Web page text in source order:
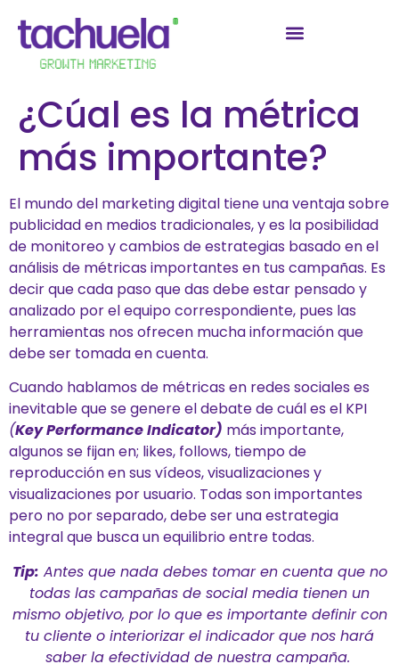
¿Cúal es la métrica
más importante?
El mundo del marketing digital tiene una ventaja sobre
publicidad en medios tradicionales, y es la posibilidad
de monitoreo y cambios de estrategias basado en el
análisis de métricas importantes en tus campañas. Es
decir que cada paso que das debe estar pensado y
analizado por el equipo correspondiente, pues las
herramientas nos ofrecen mucha información que
debe ser tomada en cuenta.
Cuando hablamos de métricas en redes sociales es
inevitable que se genere el debate de cuál es el KPI
(Key Performance Indicator) más importante,
algunos se fijan en; likes, follows, tiempo de
reproducción en sus vídeos, visualizaciones y
visualizaciones por usuario. Todas son importantes
pero no por separado, debe ser una estrategia
integral que busca un equilibrio entre todas.
Tip: Antes que nada debes tomar en cuenta que no
todas las campañas de social media tienen un
mismo objetivo, por lo que es importante definir con
tu cliente o interiorizar el indicador que nos hará
saber la efectividad de nuestra campaña.